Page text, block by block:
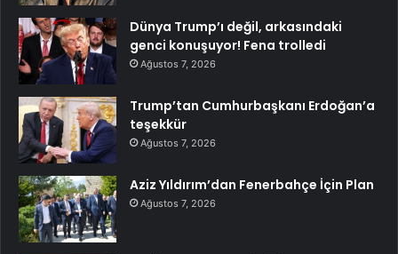
Dünya Trump’ı değil, arkasındaki
genci konuşuyor! Fena trolledi
Ağustos 7, 2026
Trump’tan Cumhurbaşkanı Erdoğan’a
teşekkür
Ağustos 7, 2026
Aziz Yıldırım’dan Fenerbahçe İçin Plan
Ağustos 7, 2026